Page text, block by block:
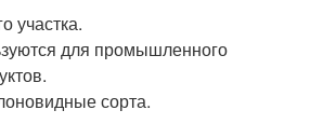
участка.
для промышленного
сорта.